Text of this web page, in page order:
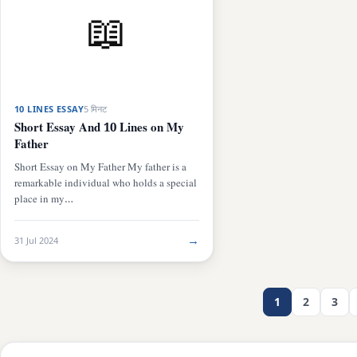
📖
10 LINES ESSAY5 मिनट
Short Essay And 10 Lines on My
Father
Short Essay on My Father My father is a
remarkable individual who holds a special
place in my…
31 Jul 2024 →
1 2 3